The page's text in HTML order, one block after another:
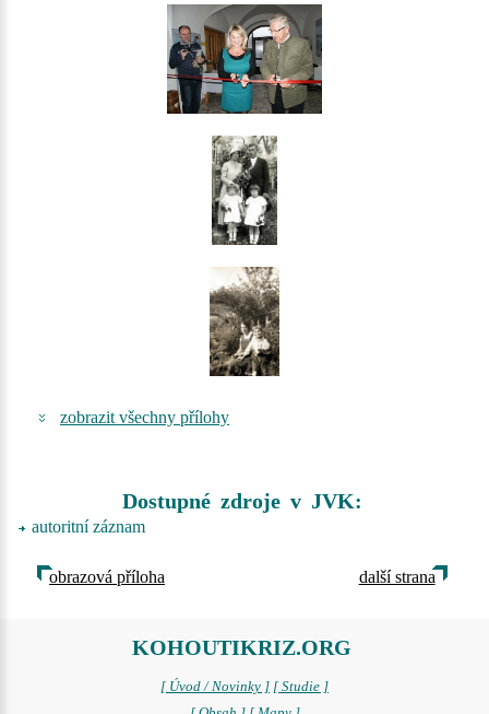
zobrazit všechny přílohy
Dostupné zdroje v JVK:
autoritní záznam
obrazová příloha další strana
KOHOUTIKRIZ.ORG
[ Úvod / Novinky ] [ Studie ]